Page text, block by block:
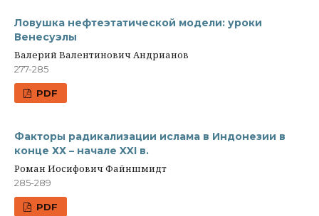
Ловушка нефтеэтатической модели: уроки
Венесуэлы
Валерий Валентинович Андрианов
277-285
PDF
Факторы радикализации ислама в Индонезии в
конце ХХ – начале XXI в.
Роман Иосифович Файншмидт
285-289
PDF